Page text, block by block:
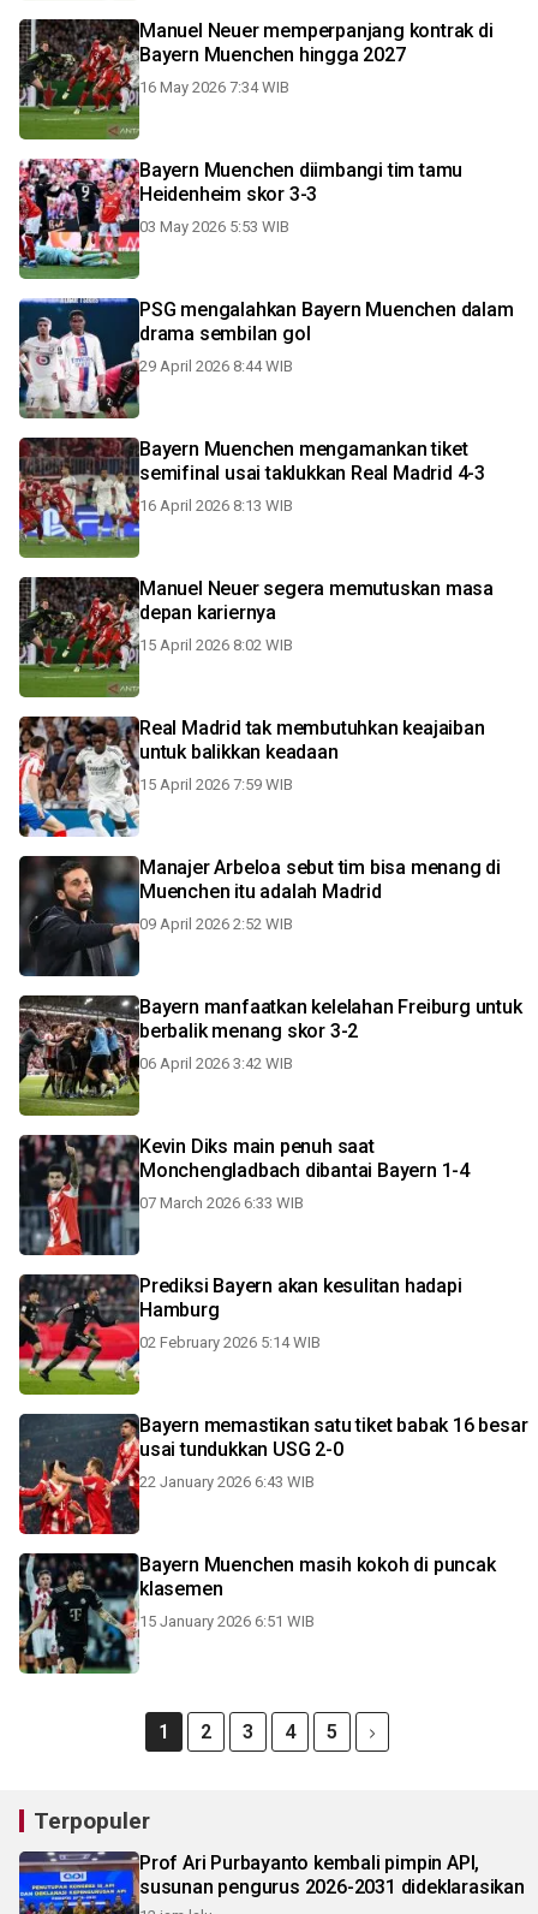
Manuel Neuer memperpanjang kontrak di
Bayern Muenchen hingga 2027
16 May 2026 7:34 WIB
Bayern Muenchen diimbangi tim tamu
Heidenheim skor 3-3
03 May 2026 5:53 WIB
PSG mengalahkan Bayern Muenchen dalam
drama sembilan gol
29 April 2026 8:44 WIB
Bayern Muenchen mengamankan tiket
semifinal usai taklukkan Real Madrid 4-3
16 April 2026 8:13 WIB
Manuel Neuer segera memutuskan masa
depan kariernya
15 April 2026 8:02 WIB
Real Madrid tak membutuhkan keajaiban
untuk balikkan keadaan
15 April 2026 7:59 WIB
Manajer Arbeloa sebut tim bisa menang di
Muenchen itu adalah Madrid
09 April 2026 2:52 WIB
Bayern manfaatkan kelelahan Freiburg untuk
berbalik menang skor 3-2
06 April 2026 3:42 WIB
Kevin Diks main penuh saat
Monchengladbach dibantai Bayern 1-4
07 March 2026 6:33 WIB
Prediksi Bayern akan kesulitan hadapi
Hamburg
02 February 2026 5:14 WIB
Bayern memastikan satu tiket babak 16 besar
usai tundukkan USG 2-0
22 January 2026 6:43 WIB
Bayern Muenchen masih kokoh di puncak
klasemen
15 January 2026 6:51 WIB
1 2 3 4 5
Terpopuler
Prof Ari Purbayanto kembali pimpin API,
susunan pengurus 2026-2031 dideklarasikan